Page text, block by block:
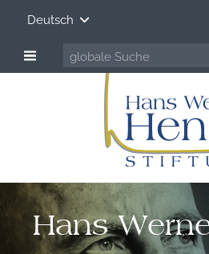
Deutsch
Hans